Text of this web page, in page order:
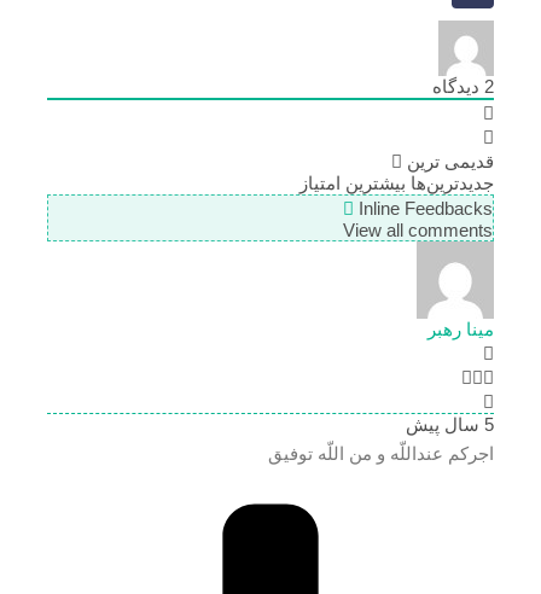
2 دیدگاه
قدیمی ترین
جدیدترین‌ها بیشترین امتیاز
Inline Feedbacks
View all comments
مینا رهبر
5 سال پیش
اجرکم عنداللّه و من اللّه توفیق